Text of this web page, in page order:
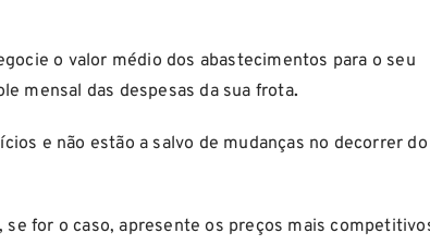
o valor médio dos abastecimentos para o seu
mensal das despesas da sua frota.
e não estão a salvo de mudanças no decorrer do
for o caso, apresente os preços mais